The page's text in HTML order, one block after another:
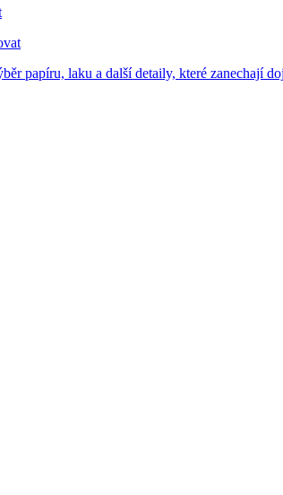
papíru, laku a další detaily, které zanechají